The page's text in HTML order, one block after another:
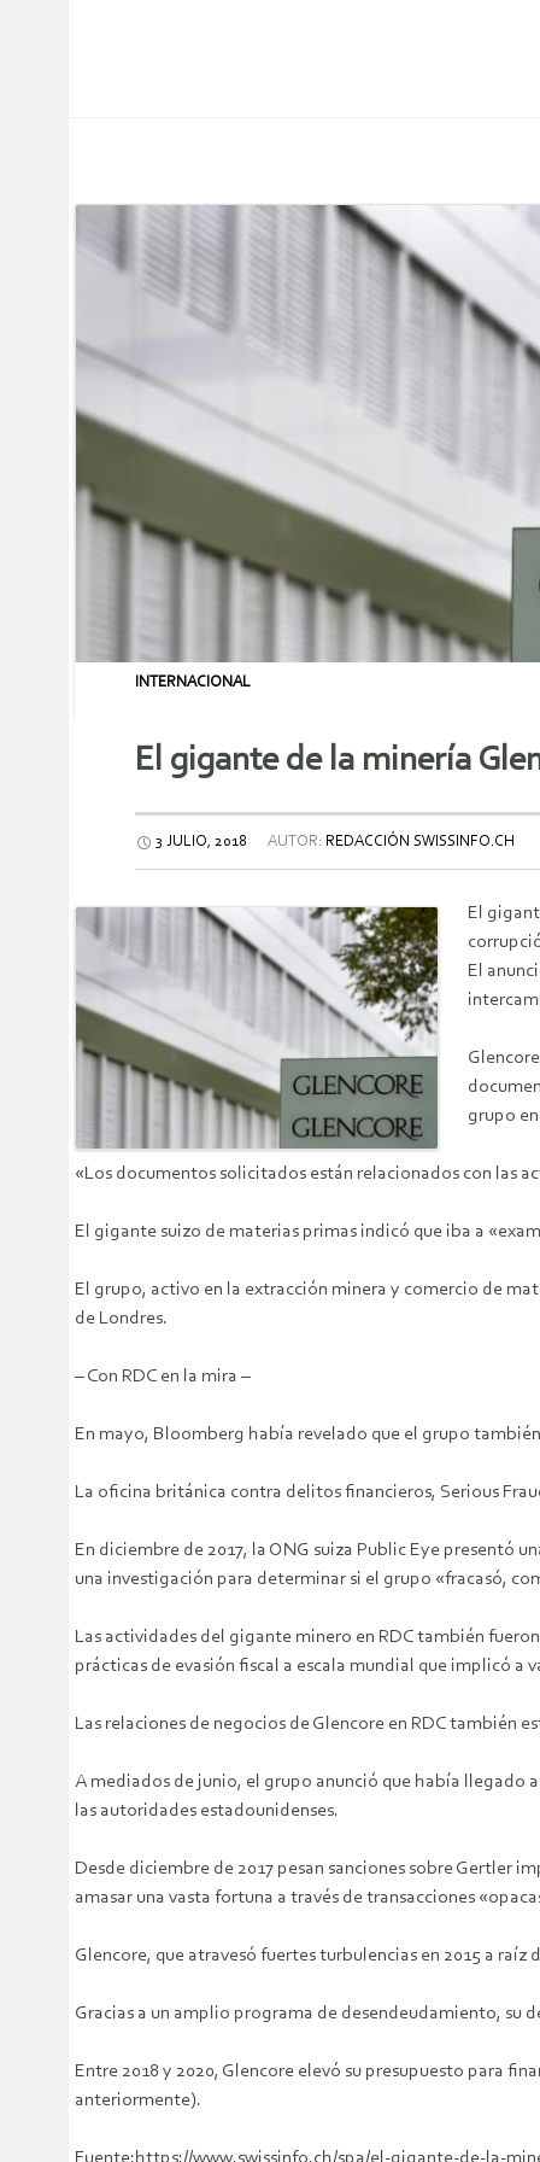
INTERNACIONAL
El gigante de la minería
3 JULIO, 2018 AUTOR: REDACCIÓN SWISSINFO.CH
El
El
grupo
«Los documentos solicitados están relacionados con las
El gigante suizo de materias primas indicó que iba a
El grupo, activo en la extracción minera y comercio de
de Londres.
– Con RDC en la mira –
En mayo, Bloomberg había revelado que el grupo
La oficina británica contra delitos financieros, Serious
En diciembre de 2017, la ONG suiza Public Eye presentó
una investigación para determinar si el grupo «fracasó,
Las actividades del gigante minero en RDC también
prácticas de evasión fiscal a escala mundial que implicó a
Las relaciones de negocios de Glencore en RDC también
A mediados de junio, el grupo anunció que había llegado
las autoridades estadounidenses.
Desde diciembre de 2017 pesan sanciones sobre Gertler
amasar una vasta fortuna a través de transacciones
Glencore, que atravesó fuertes turbulencias en 2015 a raíz
Gracias a un amplio programa de desendeudamiento, su
Entre 2018 y 2020, Glencore elevó su presupuesto para
anteriormente).